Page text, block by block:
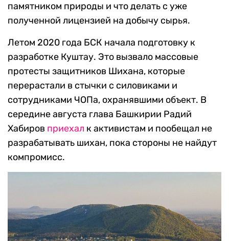
памятником природы и что делать с уже
полученной лицензией на добычу сырья.
Летом 2020 года БСК начала подготовку к
разработке Куштау. Это вызвало массовые
протесты защитников Шихана, которые
перерастали в стычки с силовиками и
сотрудниками ЧОПа, охранявшими объект. В
середине августа глава Башкирии Радий
Хабиров приехал к активистам и пообещал не
разрабатывать шихан, пока стороны не найдут
компромисс.